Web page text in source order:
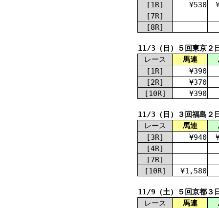
[1R]
¥530
[7R]
[8R]
11/3（日）５回東京２
レース
馬連
[1R]
¥390
[2R]
¥370
[10R]
¥390
11/3（日）３回福島２
レース
馬連
[3R]
¥940
[4R]
[7R]
[10R]
¥1,580
11/9（土）５回京都３
レース
馬連